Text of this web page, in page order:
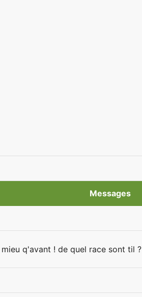
Messages
q'avant ! de quel race sont til ?